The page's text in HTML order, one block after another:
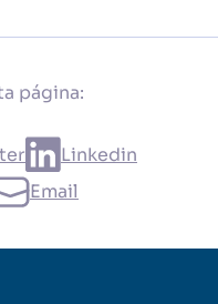
página:
Linkedin
Email